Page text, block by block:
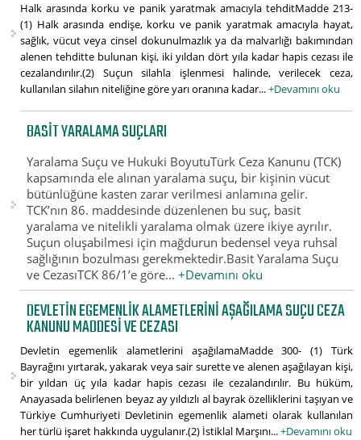
Halk arasında korku ve panik yaratmak amacıyla tehditMadde 213-
(1) Halk arasında endişe, korku ve panik yaratmak amacıyla hayat,
sağlık, vücut veya cinsel dokunulmazlık ya da malvarlığı bakımından
alenen tehditte bulunan kişi, iki yıldan dört yıla kadar hapis cezası ile
cezalandırılır.(2) Suçun silahla işlenmesi halinde, verilecek ceza,
kullanılan silahın niteliğine göre yarı oranına kadar...+Devamını oku
BASIT YARALAMA SUÇLARI
Yaralama Suçu ve Hukuki BoyutuTürk Ceza Kanunu (TCK)
kapsamında ele alınan yaralama suçu, bir kişinin vücut
bütünlüğüne kasten zarar verilmesi anlamına gelir.
TCK’nın 86. maddesinde düzenlenen bu suç, basit
yaralama ve nitelikli yaralama olmak üzere ikiye ayrılır.
Suçun oluşabilmesi için mağdurun bedensel veya ruhsal
sağlığının bozulması gerekmektedir.Basit Yaralama Suçu
ve CezasıTCK 86/1’e göre...+Devamını oku
DEVLETIN EGEMENLIK ALAMETLERINI AŞAĞILAMA SUÇU CEZA
KANUNU MADDESI VE CEZASI
Devletin egemenlik alametlerini aşağılamaMadde 300- (1) Türk
Bayrağını yırtarak, yakarak veya sair surette ve alenen aşağılayan kişi,
bir yıldan üç yıla kadar hapis cezası ile cezalandırılır. Bu hüküm,
Anayasada belirlenen beyaz ay yıldızlı al bayrak özelliklerini taşıyan ve
Türkiye Cumhuriyeti Devletinin egemenlik alameti olarak kullanılan
her türlü işaret hakkında uygulanır.(2) İstiklal Marşını...+Devamını oku